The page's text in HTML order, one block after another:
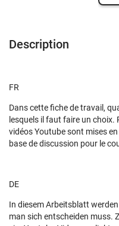
Description
FR
Dans cette fiche de travail,
lesquels il faut faire un
vidéos Youtube sont mises
base de discussion pour le
DE
In diesem Arbeitsblatt
man sich entscheiden muss.